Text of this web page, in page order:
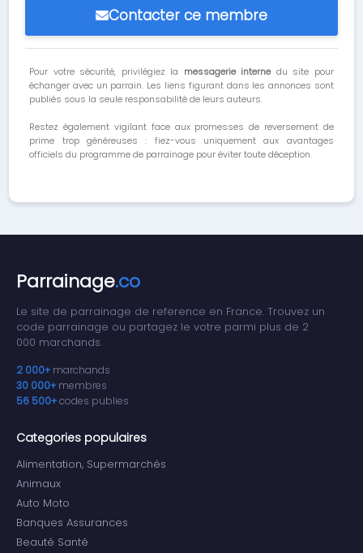
Contacter ce membre
Pour votre sécurité, privilégiez la messagerie internedu site pour
échanger avec un parrain. Les liens figurant dans les annonces sont
publiés sous la seule responsabilité de leurs auteurs.
Restez également vigilant face aux promesses de reversement de
prime trop généreuses : fiez-vous uniquement aux avantages
officiels du programme de parrainage pour éviter toute déception.
Parrainage.co
Le site de parrainage de reference en France. Trouvez un
code parrainage ou partagez le votre parmi plus de 2
000 marchands.
2 000+ marchands
30 000+ membres
56 500+codes publies
Categories populaires
Alimentation, Supermarchés
Animaux
Auto Moto
Banques Assurances
Beauté Santé